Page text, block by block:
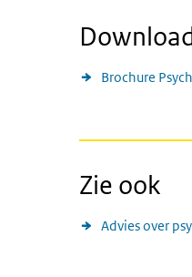
Brochure
Zie ook
Advies over